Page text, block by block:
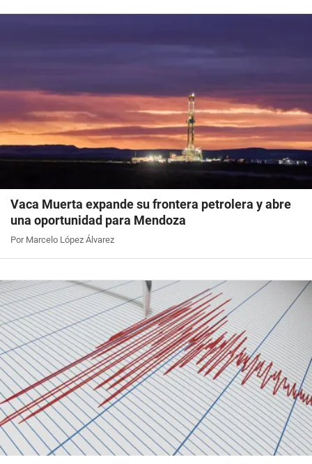
Vaca Muerta expande su frontera petrolera y abre
una oportunidad para Mendoza
Por Marcelo López Álvarez